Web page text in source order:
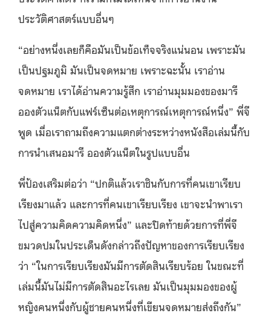
ประวัติศาสตร์แบบอื่นๆ
“อย่างหนึ่งเลยก็คือมันเป็นข้อเท็จจริงแน่นอน เพราะมัน
เป็นปฐมภูมิ มันเป็นจดหมาย เพราะฉะนั้น เราอ่าน
จดหมาย เราได้อ่านความรู้สึก เราอ่านมุมมองของมารี
อองตัวแน็ตกับแฟร์เซ็นต่อเหตุการณ์เหตุการณ์หนึ่ง” พี่จี
พูด เมื่อเราถามถึงความแตกต่างระหว่างหนังสือเล่มนี้กับ
การนำเสนอมารี อองตัวแน็ตในรูปแบบอื่น
พี่ป้องเสริมต่อว่า “ปกติแล้วเราชินกับการที่คนเขาเรียบ
เรียงมาแล้ว และการที่คนเขาเรียบเรียง เขาจะนำพาเรา
ไปสู่ความคิดความคิดหนึ่ง” และปิดท้ายด้วยการที่พี่จี
ขมวดปมในประเด็นดังกล่าวถึงปัญหาของการเรียบเรียง
ว่า “ในการเรียบเรียงมันมีการตัดสินเรียบร้อย ในขณะที่
เล่มนี้มันไม่มีการตัดสินอะไรเลย มันเป็นมุมมองของผู้
หญิงคนหนึ่งกับผู้ชายคนหนึ่งที่เขียนจดหมายส่งถึงกัน”